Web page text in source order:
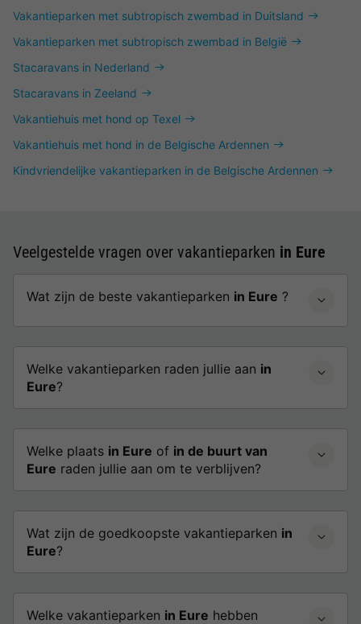
Vakantieparken met subtropisch zwembad in Duitsland
Vakantieparken met subtropisch zwembad in België
Stacaravans in Nederland
Stacaravans in Zeeland
Vakantiehuis met hond op Texel
Vakantiehuis met hond in de Belgische Ardennen
Kindvriendelijke vakantieparken in de Belgische Ardennen
Veelgestelde vragen over vakantieparken in Eure
Wat zijn de beste vakantieparken in Eure ?
Welke vakantieparken raden jullie aan in
Eure?
Welke plaats in Eure of in de buurt van
Eure raden jullie aan om te verblijven?
Wat zijn de goedkoopste vakantieparken in
Eure?
Welke vakantieparken in Eure hebben